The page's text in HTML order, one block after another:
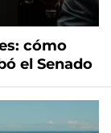
cómo
el Senado